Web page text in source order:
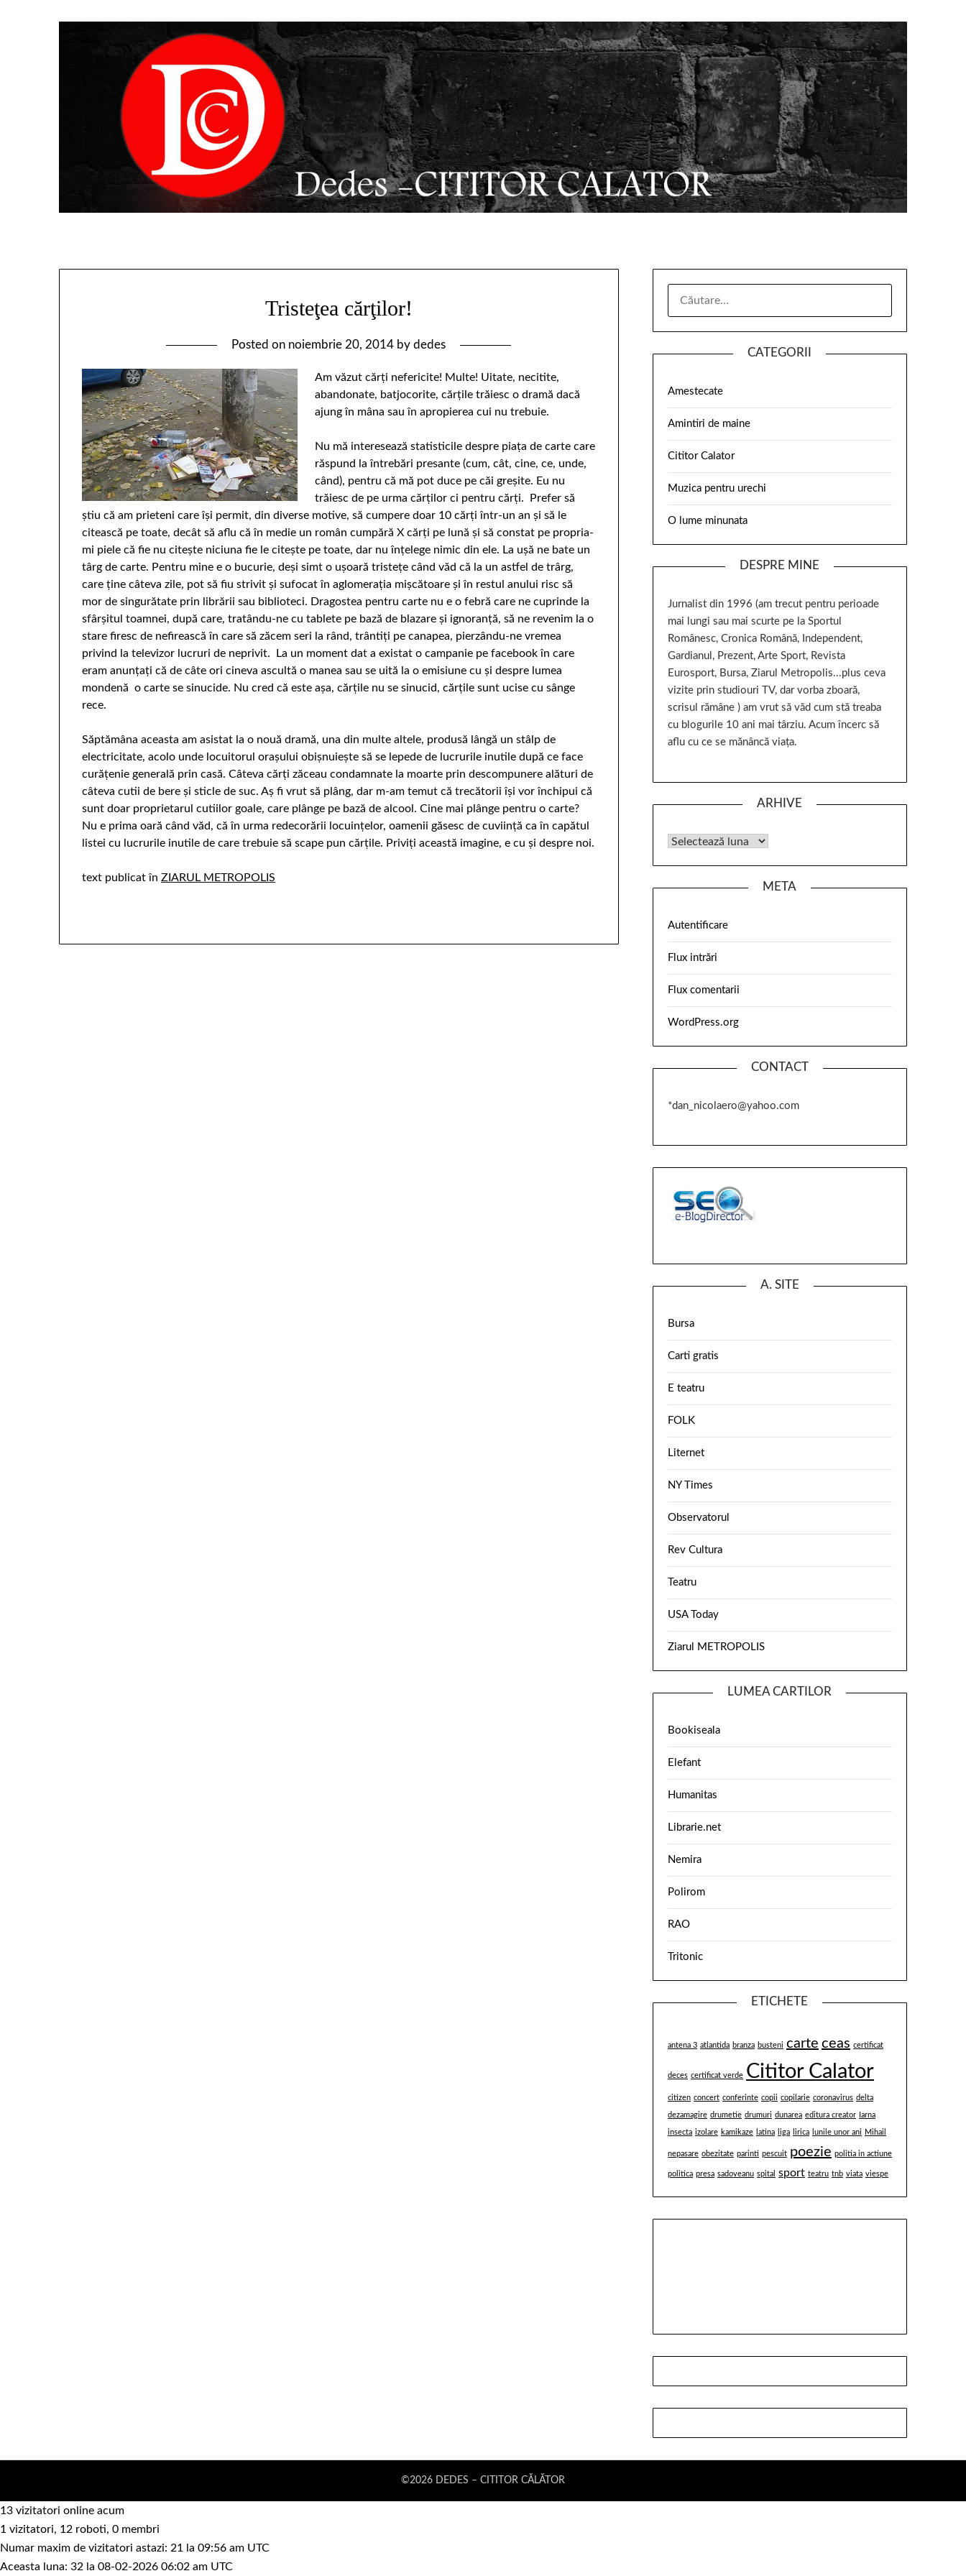
Tristeţea cărţilor!
Posted on noiembrie 20, 2014 bydedes
Am văzut cărţi nefericite! Multe! Uitate, necitite,
abandonate, batjocorite, cărţile trăiesc o dramă dacă
ajung în mâna sau în apropierea cui nu trebuie.
Nu mă interesează statisticile despre piaţa de carte care
răspund la întrebări presante (cum, cât, cine, ce, unde,
când), pentru că mă pot duce pe căi greşite. Eu nu
trăiesc de pe urma cărţilor ci pentru cărţi. Prefer să
ştiu că am prieteni care îşi permit, din diverse motive, să cumpere doar 10 cărţi într-un an şi să le
citească pe toate, decât să aflu că în medie un român cumpără X cărţi pe lună şi să constat pe propria-
mi piele că fie nu citeşte niciuna fie le citeşte pe toate, dar nu înţelege nimic din ele. La uşă ne bate un
târg de carte. Pentru mine e o bucurie, deşi simt o uşoară tristeţe când văd că la un astfel de trârg,
care ţine câteva zile, pot să fiu strivit şi sufocat în aglomeraţia mişcătoare şi în restul anului risc să
mor de singurătate prin librării sau biblioteci. Dragostea pentru carte nu e o febră care ne cuprinde la
sfârşitul toamnei, după care, tratându-ne cu tablete pe bază de blazare şi ignoranţă, să ne revenim la o
stare firesc de nefirească în care să zăcem seri la rând, trântiţi pe canapea, pierzându-ne vremea
privind la televizor lucruri de neprivit. La un moment dat a existat o campanie pe facebook în care
eram anunţaţi că de câte ori cineva ascultă o manea sau se uită la o emisiune cu şi despre lumea
mondenă o carte se sinucide. Nu cred că este aşa, cărţile nu se sinucid, cărţile sunt ucise cu sânge
rece.
Săptămâna aceasta am asistat la o nouă dramă, una din multe altele, produsă lângă un stâlp de
electricitate, acolo unde locuitorul oraşului obişnuieşte să se lepede de lucrurile inutile după ce face
curăţenie generală prin casă. Câteva cărţi zăceau condamnate la moarte prin descompunere alături de
câteva cutii de bere şi sticle de suc. Aş fi vrut să plâng, dar m-am temut că trecătorii îşi vor închipui că
sunt doar proprietarul cutiilor goale, care plânge pe bază de alcool. Cine mai plânge pentru o carte?
Nu e prima oară când văd, că în urma redecorării locuinţelor, oamenii găsesc de cuviinţă ca în capătul
listei cu lucrurile inutile de care trebuie să scape pun cărţile. Priviţi această imagine, e cu şi despre noi.
text publicat înZIARUL METROPOLIS
CATEGORII
Amestecate
Amintiri de maine
Cititor Calator
Muzica pentru urechi
O lume minunata
DESPRE MINE
Jurnalist din 1996 (am trecut pentru perioade
mai lungi sau mai scurte pe la Sportul
Românesc, Cronica Română, Independent,
Gardianul, Prezent, Arte Sport, Revista
Eurosport, Bursa, Ziarul Metropolis...plus ceva
vizite prin studiouri TV, dar vorba zboară,
scrisul rămâne ) am vrut să văd cum stă treaba
cu blogurile 10 ani mai târziu. Acum încerc să
aflu cu ce se mănâncă viața.
ARHIVE
META
Autentificare
Flux intrări
Flux comentarii
WordPress.org
CONTACT
*dan_nicolaero@yahoo.com
A. SITE
Bursa
Carti gratis
E teatru
FOLK
Liternet
NY Times
Observatorul
Rev Cultura
Teatru
USA Today
Ziarul METROPOLIS
LUMEA CARTILOR
Bookiseala
Elefant
Humanitas
Librarie.net
Nemira
Polirom
RAO
Tritonic
ETICHETE
antena 3 atlantida branza busteni carte ceas certificat
deces certificat verde Cititor Calator
citizen concert conferinte copii copilarie coronavirus delta
dezamagire drumetie drumuri dunarea editura creator Iarna
insecta izolare kamikaze latina liga lirica lunile unor ani Mihail
nepasare obezitate parinti pescuit poezie politia in actiune
politica presa sadoveanu spital sport teatru tnb viata viespe
©2026 DEDES – CITITOR CĂLĂTOR
13 vizitatori online acum
1 vizitatori, 12 roboti, 0 membri
Numar maxim de vizitatori astazi: 21 la 09:56 am UTC
Aceasta luna: 32 la 08-02-2026 06:02 am UTC